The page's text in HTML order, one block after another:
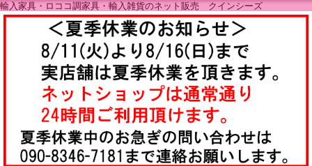
輸入家具・ロココ調家具・輸入雑貨のネット販売 クインシーズ